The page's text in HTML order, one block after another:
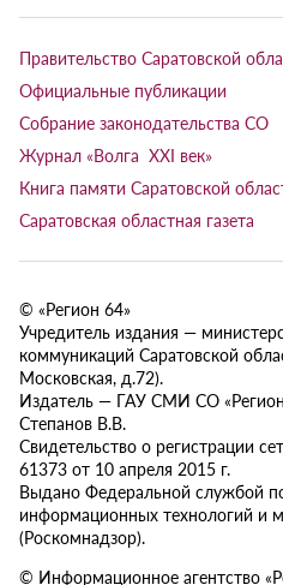
Правительство Саратовской
Официальные публикации
Собрание законодательства СО
Журнал «Волга XXI век»
Книга памяти Саратовской
Саратовская областная газета
© «Регион 64»
Учредитель издания —
коммуникаций Саратовской
Московская, д.72).
Издатель — ГАУ СМИ СО «Регион
Степанов В.В.
Свидетельство о регистрации
61373 от 10 апреля 2015 г.
Выдано Федеральной службой
информационных технологий и
(Роскомнадзор).
© Информационное агентство